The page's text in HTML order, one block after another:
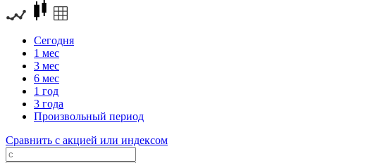
Сегодня
1 мес
3 мес
6 мес
1 год
3 года
Произвольный период
Сравнить с акцией или индексом